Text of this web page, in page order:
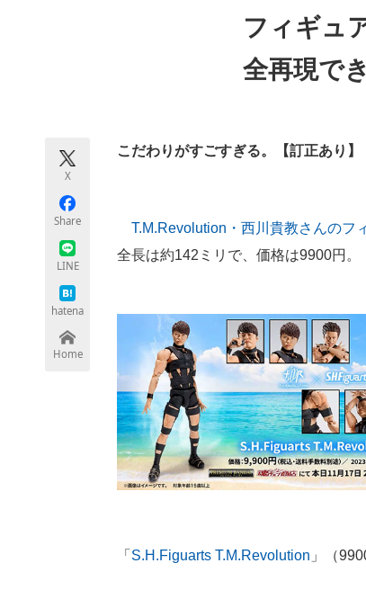
フィギュ
全再現で
X
Share
LINE
hatena
Home
こだわりがすごすぎる。【訂正あり】
T.M.Revolution・西川貴教さんのフ
全長は約142ミリで、価格は9900円。
「 S.H.Figuarts T.M.Revolution 」（